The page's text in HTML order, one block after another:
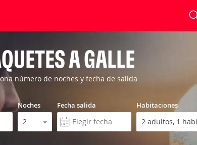
A GALLE
número de noches y fecha de salida
Noches Fecha salida Habitaciones